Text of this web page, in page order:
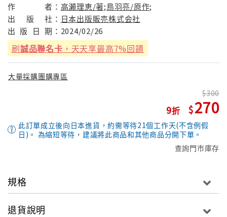
作 者： 高瀬理恵/著;鳥羽亮/原作;
出
版 社： 日本出版販売株式会社
出 版 日 期： 2024/02/26
刷誠品聯名卡 ，天天享最高7%回饋
大量採購團購專區
9
300
270
此訂單成立後向日本進貨，約需等待21個工作天(不含例假
日)。 為縮短等待，建議將此商品和其他商品分開下單。
查詢門市庫存
規格
退貨說明